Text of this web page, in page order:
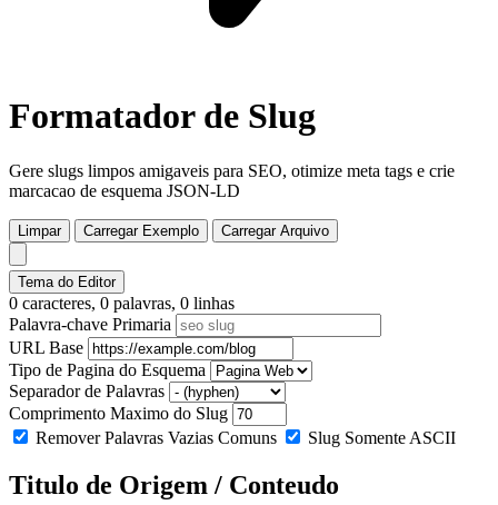
Formatador de Slug
Gere slugs limpos amigaveis para SEO, otimize meta tags e crie
marcacao de esquema JSON-LD
Limpar Carregar Exemplo Carregar Arquivo
Tema do Editor
0 caracteres, 0 palavras, 0 linhas
Palavra-chave Primaria
URL Base
Tipo de Pagina do Esquema
Separador de Palavras
Comprimento Maximo do Slug
Remover Palavras Vazias Comuns
Slug Somente ASCII
Titulo de Origem / Conteudo